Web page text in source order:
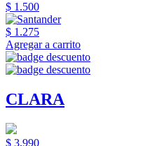
$ 1.500
$ 1.275
Agregar a carrito
CLARA
$ 3.990